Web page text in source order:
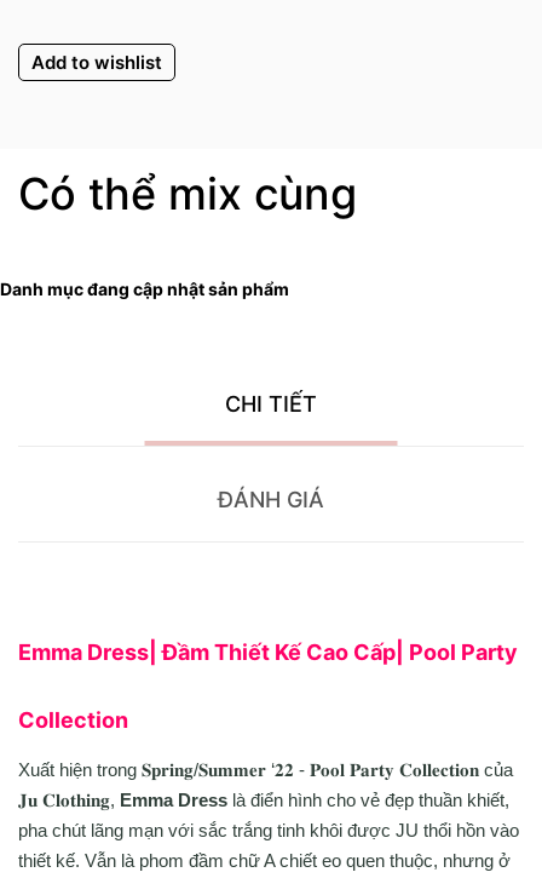
Add to wishlist
Có thể mix cùng
Danh mục đang cập nhật sản phẩm
CHI TIẾT
ĐÁNH GIÁ
Emma Dress| Đầm Thiết Kế Cao Cấp| Pool Party
Collection
Xuất hiện trong 𝐒𝐩𝐫𝐢𝐧𝐠/𝐒𝐮𝐦𝐦𝐞𝐫 ‘𝟐𝟐 - 𝐏𝐨𝐨𝐥 𝐏𝐚𝐫𝐭𝐲 𝐂𝐨𝐥𝐥𝐞𝐜𝐭𝐢𝐨𝐧 của
𝐉𝐮 𝐂𝐥𝐨𝐭𝐡𝐢𝐧𝐠, Emma Dress là điển hình cho vẻ đẹp thuần khiết,
pha chút lãng mạn với sắc trắng tinh khôi được JU thổi hồn vào
thiết kế. Vẫn là phom đầm chữ A chiết eo quen thuộc, nhưng ở